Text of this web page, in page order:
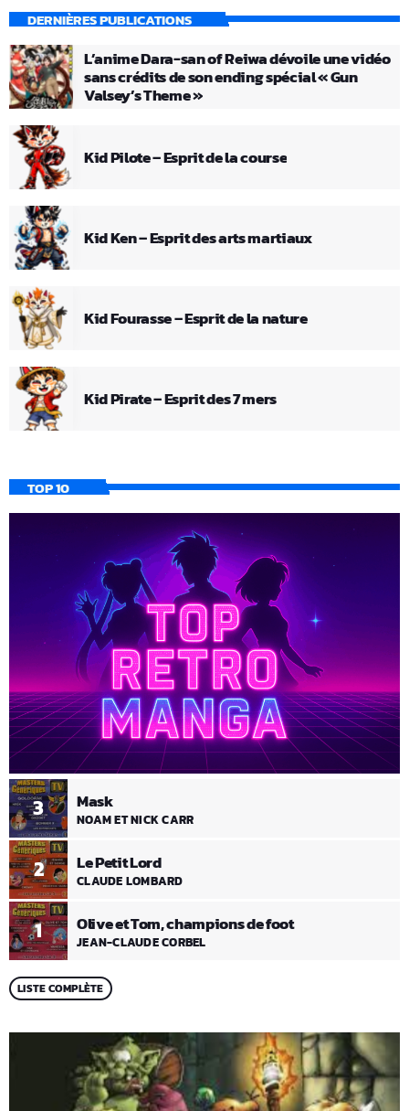
DERNIÈRES PUBLICATIONS
L’anime Dara-san of Reiwa dévoile une vidéo
sans crédits de son ending spécial « Gun
Valsey’s Theme »
Kid Pilote – Esprit de la course
Kid Ken – Esprit des arts martiaux
Kid Fourasse – Esprit de la nature
Kid Pirate – Esprit des 7 mers
TOP 10
1 Olive et Tom, champions de foot
JEAN-CLAUDE CORBEL
2 Le Petit Lord
CLAUDE LOMBARD
3 Mask
NOAM ET NICK CARR
LISTE COMPLÈTE